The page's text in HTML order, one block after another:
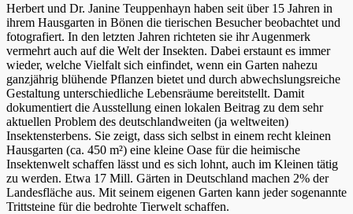
Herbert und Dr. Janine Teuppenhayn haben seit über 15 Jahren in
ihrem Hausgarten in Bönen die tierischen Besucher beobachtet und
fotografiert. In den letzten Jahren richteten sie ihr Augenmerk
vermehrt auch auf die Welt der Insekten. Dabei erstaunt es immer
wieder, welche Vielfalt sich einfindet, wenn ein Garten nahezu
ganzjährig blühende Pflanzen bietet und durch abwechslungsreiche
Gestaltung unterschiedliche Lebensräume bereitstellt. Damit
dokumentiert die Ausstellung einen lokalen Beitrag zu dem sehr
aktuellen Problem des deutschlandweiten (ja weltweiten)
Insektensterbens. Sie zeigt, dass sich selbst in einem recht kleinen
Hausgarten (ca. 450 m²) eine kleine Oase für die heimische
Insektenwelt schaffen lässt und es sich lohnt, auch im Kleinen tätig
zu werden. Etwa 17 Mill. Gärten in Deutschland machen 2% der
Landesfläche aus. Mit seinem eigenen Garten kann jeder sogenannte
Trittsteine für die bedrohte Tierwelt schaffen.